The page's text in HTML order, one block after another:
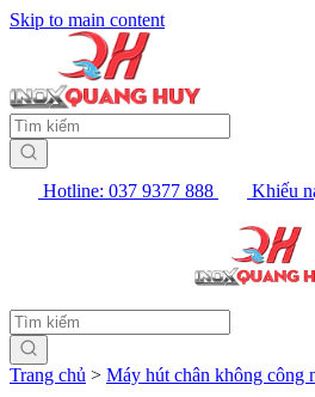
Skip to main content
Hotline: 037 9377 888 Khiếu
Trang chủ > Máy hút chân không công